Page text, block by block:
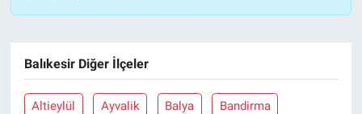
Balıkesir Diğer İlçeler
Altieylül Ayvalik Balya Bandirma